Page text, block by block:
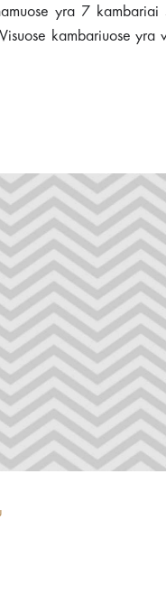
yra 7
kambariuose